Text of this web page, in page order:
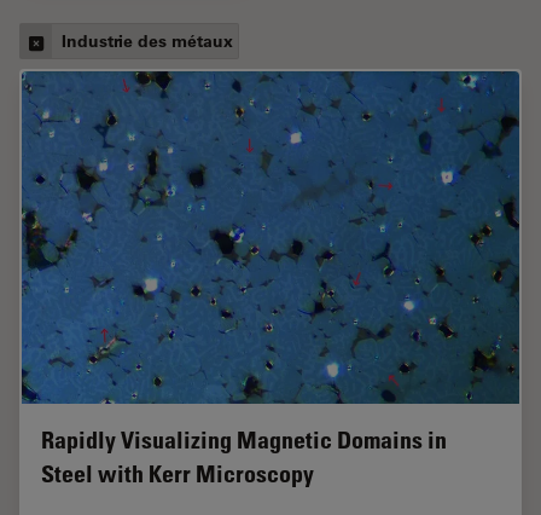
Industrie des métaux
Rapidly Visualizing Magnetic Domains in
Steel with Kerr Microscopy